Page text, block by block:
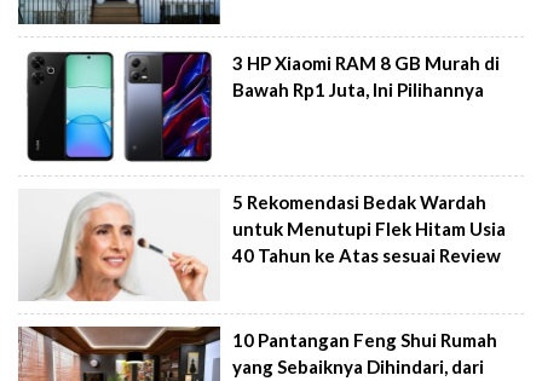
3 HP Xiaomi RAM 8 GB Murah di
Bawah Rp1 Juta, Ini Pilihannya
5 Rekomendasi Bedak Wardah
untuk Menutupi Flek Hitam Usia
40 Tahun ke Atas sesuai Review
10 Pantangan Feng Shui Rumah
yang Sebaiknya Dihindari, dari